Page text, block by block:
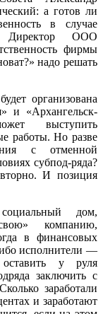
а готов ли
в случае
Директор ООО
фирмы
надо решать
организована
и «Архангельск-
выступить
работы. Но разве
с отменной
субпод-ряда?
И позиция
дом,
компанию,
в финансовых
исполнители —
у руля
заключить с
заработали
и заработают